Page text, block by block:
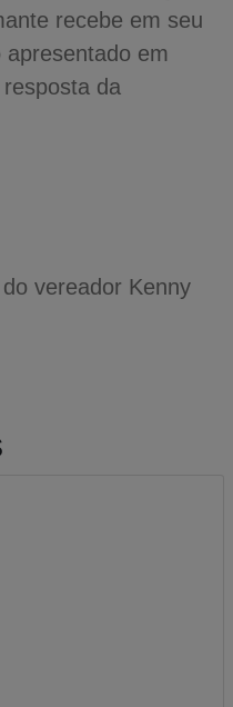
recebe em seu
apresentado em
da
vereador Kenny